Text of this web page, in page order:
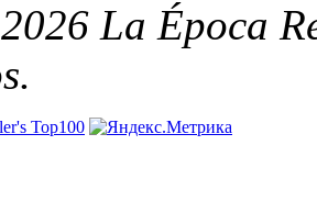
La Época